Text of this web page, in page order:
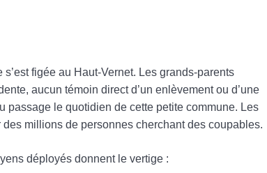
figée au Haut-Vernet. Les grands-parents
aucun témoin direct d’un enlèvement ou d’une
passage le quotidien de cette petite commune. Les
millions de personnes cherchant des coupables.
déployés donnent le vertige :